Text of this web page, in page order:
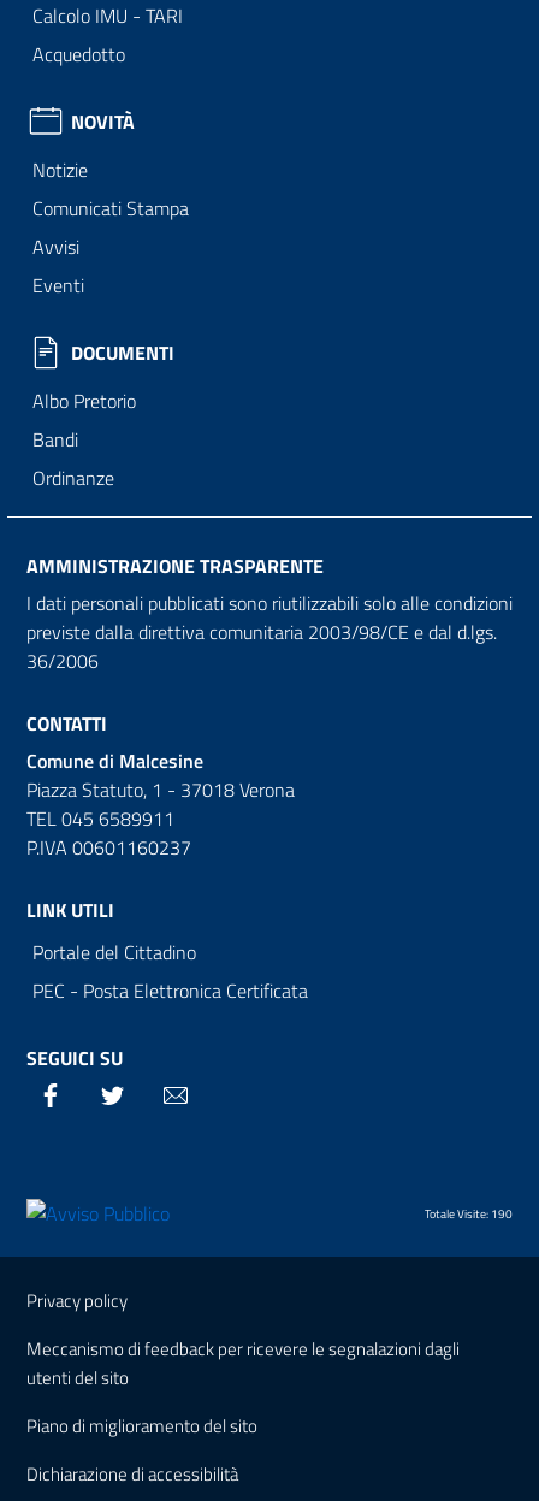
Calcolo IMU - TARI
Acquedotto
NOVITÀ
Notizie
Comunicati Stampa
Avvisi
Eventi
DOCUMENTI
Albo Pretorio
Bandi
Ordinanze
AMMINISTRAZIONE TRASPARENTE
I dati personali pubblicati sono riutilizzabili solo alle condizioni
previste dalla direttiva comunitaria 2003/98/CE e dal d.lgs.
36/2006
CONTATTI
Comune di Malcesine
Piazza Statuto, 1 - 37018 Verona
TEL 045 6589911
P.IVA 00601160237
LINK UTILI
Portale del Cittadino
PEC - Posta Elettronica Certificata
SEGUICI SU
Facebook Twitter
Totale Visite: 190
Sezione Link Utili
Privacy policy
Meccanismo di feedback per ricevere le segnalazioni dagli
utenti del sito
Piano di miglioramento del sito
Dichiarazione di accessibilità